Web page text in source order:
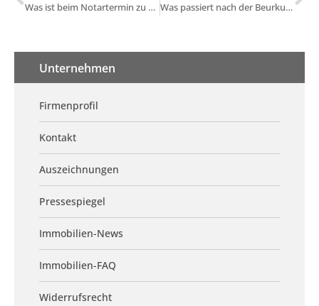
Was ist beim Notartermin zu beachten in Gräfelfing? Was passiert nach der Beurkundung in Gräfelfing?
Unternehmen
Firmenprofil
Kontakt
Auszeichnungen
Pressespiegel
Immobilien-News
Immobilien-FAQ
Widerrufsrecht